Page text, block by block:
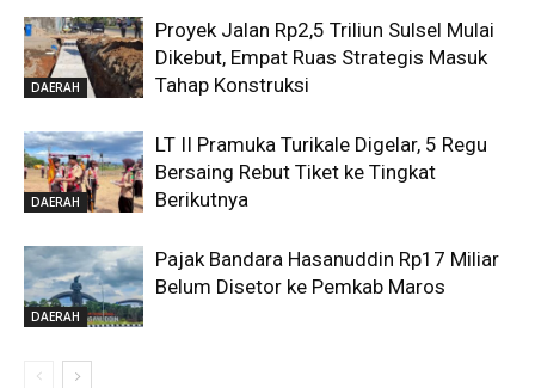
DAERAH
Proyek Jalan Rp2,5 Triliun Sulsel Mulai
Dikebut, Empat Ruas Strategis Masuk
Tahap Konstruksi
DAERAH
LT II Pramuka Turikale Digelar, 5 Regu
Bersaing Rebut Tiket ke Tingkat
Berikutnya
DAERAH
Pajak Bandara Hasanuddin Rp17 Miliar
Belum Disetor ke Pemkab Maros